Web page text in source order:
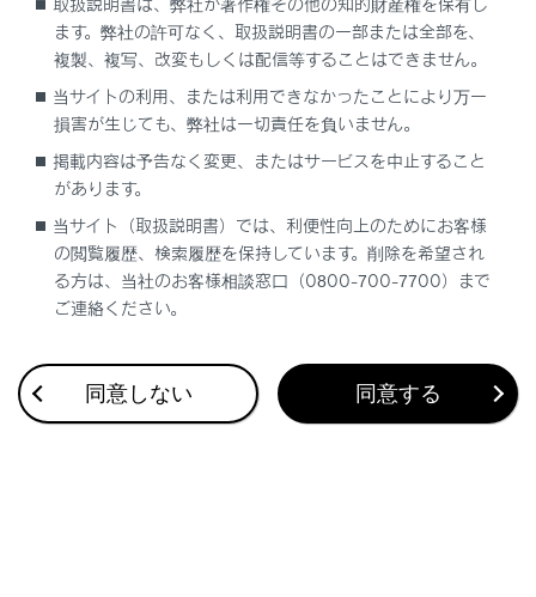
合わせて見られているページ
低速時に障害物との接近を検知して音と画面で知らせる
運転を補助する装置の一覧
Advanced Parkメインスイッチを押して駐車操作を支援する
はい
ます。弊社の許可なく、取扱説明書の一部または全部を、
複製、複写、改変もしくは配信等することはできません。
当サイトの利用、または利用できなかったことにより万一
損害が生じても、弊社は一切責任を負いません。
掲載内容は予告なく変更、またはサービスを中止すること
があります。
当サイト（取扱説明書）では、利便性向上のためにお客様
の閲覧履歴、検索履歴を保持しています。削除を希望され
る方は、当社のお客様相談窓口（0800-700-7700）まで
ご連絡ください。
同意しない 同意する